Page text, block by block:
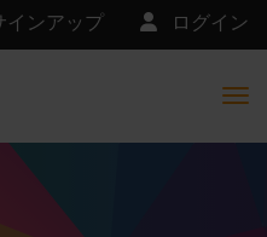
ログイン
インアップ